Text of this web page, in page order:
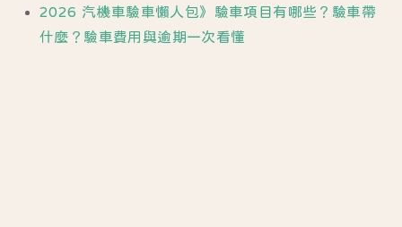
2026 汽機車驗車懶人包》驗車項目有哪些？驗車帶
什麼？驗車費用與逾期一次看懂